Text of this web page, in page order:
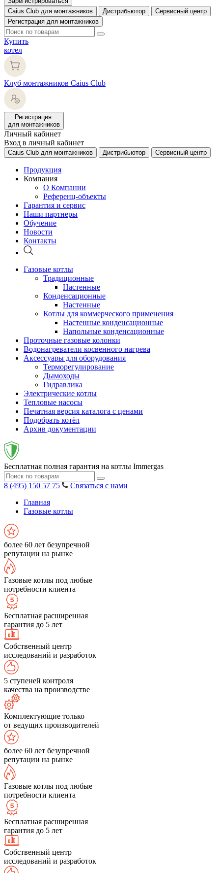
Caius Club для монтажников
Дистрибьютор
Сервисный центр
Регистрация для монтажников
Купить
котел
Клуб монтажников Caius Club
Регистрация
для монтажников
Личный кабинет
Вход в личный кабинет
Caius Club для монтажников Дистрибьютор Сервисный центр
Продукция
Компания
О Компании
Референц-объекты
Гарантия и сервис
Наши партнеры
Обучение
Новости
Контакты
Газовые котлы
Традиционные
Настенные
Конденсационные
Настенные
Котлы для коммерческого применения
Настенные конденсационные
Напольные конденсационные
Проточные газовые колонки
Водонагреватели косвенного нагрева
Аксессуары для оборудования
Терморегулирование
Дымоходы
Гидравлика
Электрические котлы
Тепловые насосы
Печатная версия каталога с ценами
Подобрать котёл
Архив документации
Бесплатная полная гарантия на котлы Immergas
8 (495) 150 57 75
Связаться с нами
Главная
Газовые котлы
более 60 лет безупречной
репутации на рынке
Газовые котлы под любые
потребности клиента
Бесплатная расширенная
гарантия до 5 лет
Собственный центр
исследований и разработок
5 ступеней контроля
качества на производстве
Комплектующие только
от ведущих производителей
более 60 лет безупречной
репутации на рынке
Газовые котлы под любые
потребности клиента
Бесплатная расширенная
гарантия до 5 лет
Собственный центр
исследований и разработок